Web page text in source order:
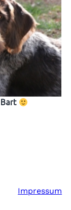
Impressum